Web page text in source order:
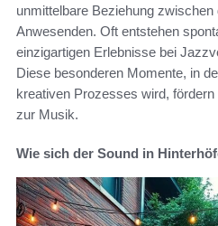
unmittelbare Beziehung
Anwesenden. Oft entstehen
einzigartigen Erlebnisse bei
Diese besonderen Momente, in
kreativen Prozesses wird,
zur Musik.
Wie sich der Sound in